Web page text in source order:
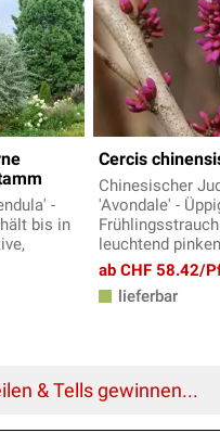
-
bis in
Cercis
Chinesischer
'Avondale' -
leuchtend
ab CHF 58.42/
lieferbar
& Tells gewinnen...